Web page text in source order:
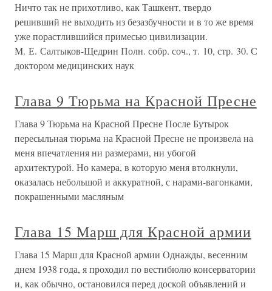
Ничто так не прихотливо, как Ташкент, твердо
решивший не выходить из безазбучности и в то же время
уже порастлившийся примесью цивилизации.
М. Е. Салтыков-Щедрин Полн. собр. соч., т. 10, стр. 30. С
доктором медицинских наук
Глава 9 Тюрьма на Красной Пресне
Глава 9 Тюрьма на Красной Пресне После Бутырок
пересыльная тюрьма на Красной Пресне не произвела на
меня впечатления ни размерами, ни убогой
архитектурой. Но камера, в которую меня втолкнули,
оказалась небольшой и аккуратной, с нарами-вагонками,
покрашенными масляным
Глава 15 Марш для Красной армии
Глава 15 Марш для Красной армии Однажды, весенним
днем 1938 года, я проходил по вестибюлю консерватории
и, как обычно, остановился перед доской объявлений и